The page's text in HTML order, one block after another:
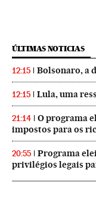
ÚLTIMAS NOTICIAS
12:15 Bolsonaro, a
12:15 Lula, uma
21:14
O programa
impostos para os
20:55
Programa
privilégios legais